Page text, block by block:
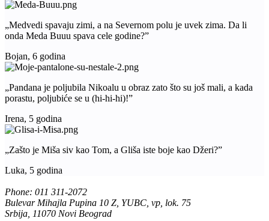
„Medvedi spavaju zimi, a na Severnom polu je uvek zima. Da li
onda Meda Buuu spava cele godine?”
Bojan, 6 godina
„Pandana je poljubila Nikoalu u obraz zato što su još mali, a kada
porastu, poljubiće se u (hi-hi-hi)!”
Irena, 5 godina
„Zašto je Miša siv kao Tom, a Gliša iste boje kao Džeri?”
Luka, 5 godina
Phone: 011 311-2072
Bulevar Mihajla Pupina 10 Z, YUBC, vp, lok. 75
Srbija, 11070 Novi Beograd